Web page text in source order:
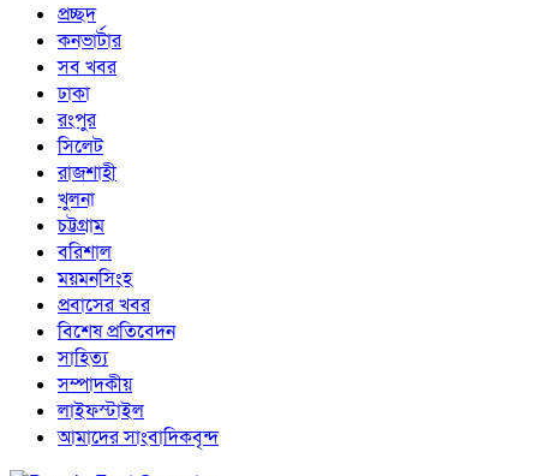
প্রচ্ছদ
কনভার্টার
সব খবর
ঢাকা
রংপুর
সিলেট
রাজশাহী
খুলনা
চট্টগ্রাম
বরিশাল
ময়মনসিংহ
প্রবাসের খবর
বিশেষ প্রতিবেদন
সাহিত্য
সম্পাদকীয়
লাইফস্টাইল
আমাদের সাংবাদিকবৃন্দ